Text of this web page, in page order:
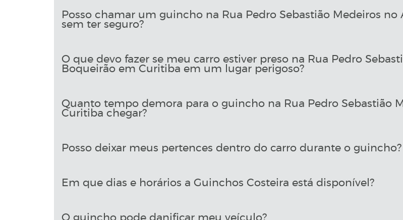
Posso chamar um guincho na Rua Pedro Sebastião Medeiros
sem ter seguro?
O que devo fazer se meu carro estiver preso na Rua Pedro
Boqueirão em Curitiba em um lugar perigoso?
Quanto tempo demora para o guincho na Rua Pedro Sebastião
Curitiba chegar?
Posso deixar meus pertences dentro do carro durante o guincho?
Em que dias e horários a Guinchos Costeira está disponível?
O guincho pode danificar meu veículo?